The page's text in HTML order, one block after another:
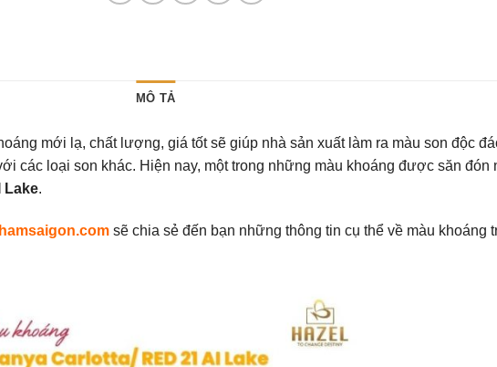
MÔ TẢ
mới lạ, chất lượng, giá tốt sẽ giúp nhà sản xuất làm ra màu son độc
các loại son khác. Hiện nay, một trong những màu khoáng được săn đón
Lake.
sẽ chia sẻ đến bạn những thông tin cụ thể về màu khoáng